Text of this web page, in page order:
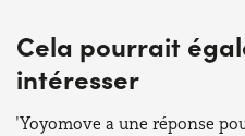
NOS AVANTAGES
Cela pourrait
intéresser
'Yoyomove a une réponse